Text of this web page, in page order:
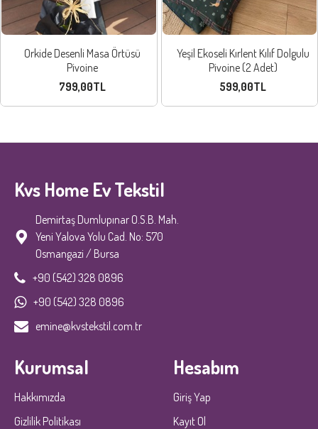
Orkide Desenli Masa Örtüsü
Pivoine
799,00TL
Yeşil Ekoseli Kırlent Kılıf Dolgulu
Pivoine (2 Adet)
599,00TL
Kvs Home Ev Tekstil
Demirtaş Dumlupınar O.S.B. Mah.
Yeni Yalova Yolu Cad. No: 570
Osmangazi / Bursa
+90 (542) 328 0896
+90 (542) 328 0896
emine@kvstekstil.com.tr
Kurumsal
Hakkımızda
Gizlilik Politikası
Hesabım
Giriş Yap
Kayıt Ol